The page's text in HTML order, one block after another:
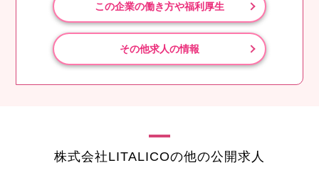
この企業の働き方や福利厚生
その他求人の情報
株式会社LITALICOの他の公開求人